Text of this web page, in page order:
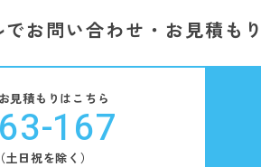
お問い合わせ・お見積も
見積もりはこちら
167
（土日祝を除く）